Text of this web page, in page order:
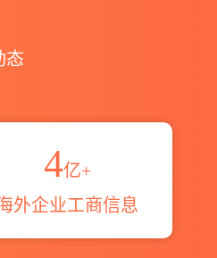
态
4亿+
外企业工商信息